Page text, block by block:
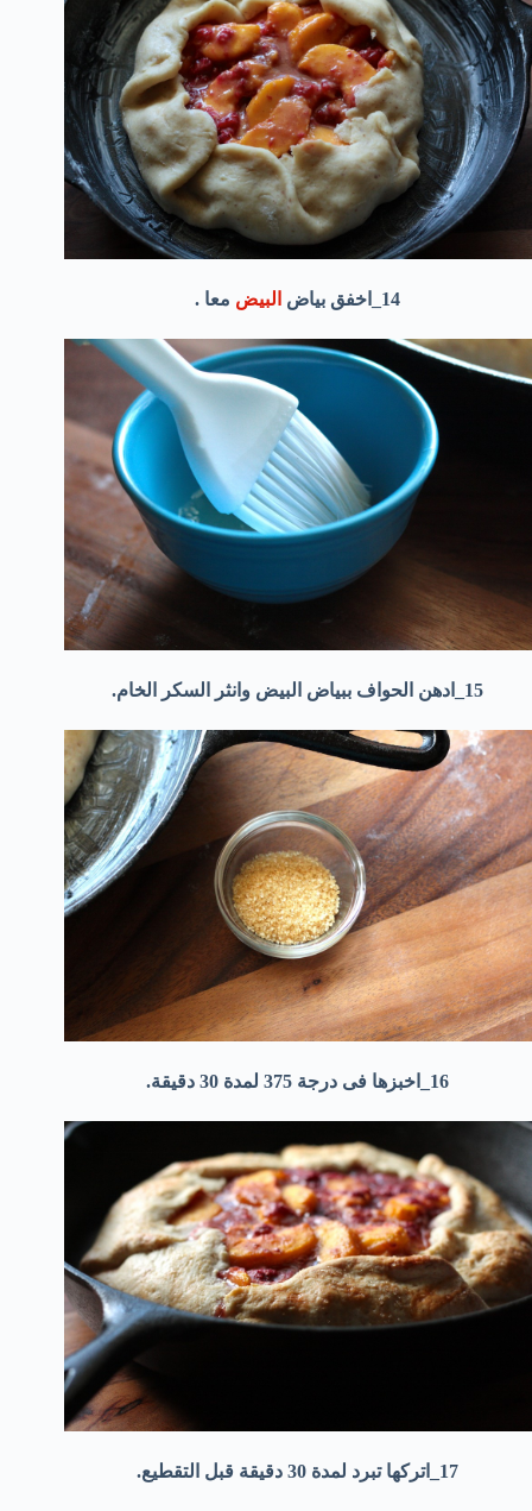
14_اخفق بياض البيض معا .
15_ادهن الحواف ببياض البيض وانثر السكر الخام.
16_اخبزها فى درجة 375 لمدة 30 دقيقة.
17_اتركها تبرد لمدة 30 دقيقة قبل التقطيع.